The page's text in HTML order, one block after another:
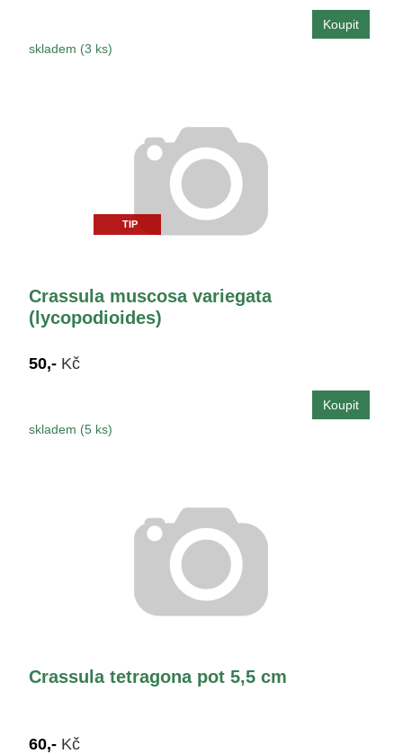
skladem (3 ks)
TIP
Crassula muscosa variegata
(lycopodioides)
50,- Kč
skladem (5 ks)
Crassula tetragona pot 5,5 cm
60,- Kč